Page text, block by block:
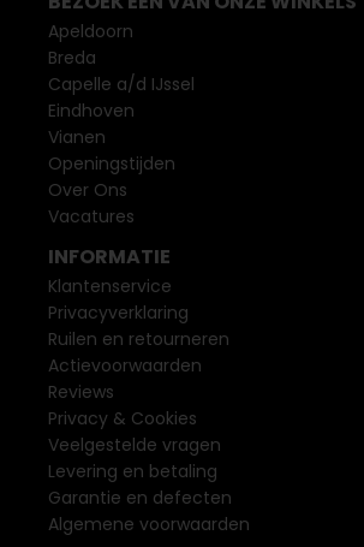
Apeldoorn
Breda
Capelle a/d IJssel
Eindhoven
Vianen
Openingstijden
Over Ons
Vacatures
INFORMATIE
Klantenservice
Privacyverklaring
Ruilen en retourneren
Actievoorwaarden
Reviews
Privacy & Cookies
Veelgestelde vragen
Levering en betaling
Garantie en defecten
Algemene voorwaarden